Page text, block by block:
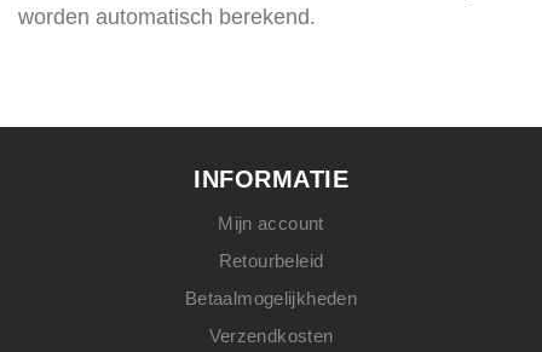
worden automatisch berekend.
INFORMATIE
Mijn account
Retourbeleid
Betaalmogelijkheden
Verzendkosten